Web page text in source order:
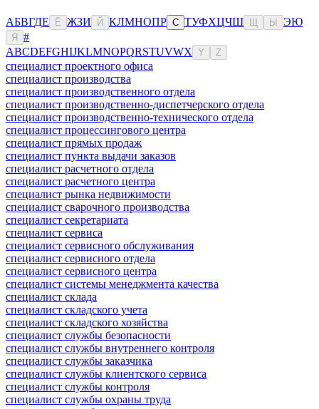
АБВГДЕ Ё ЖЗИ Й КЛМНОПР С ТУФХЦЧШ Ы ЭЮ
Я
#
ABCDEFGHIJKLMNOPQRSTUVWX Y Z
специалист проектного офиса
специалист производства
специалист производственного отдела
специалист производственно-диспетчерского отдела
специалист производственно-технического отдела
специалист процессингового центра
специалист прямых продаж
специалист пункта выдачи заказов
специалист расчетного отдела
специалист расчетного центра
специалист рынка недвижимости
специалист сварочного производства
специалист секретариата
специалист сервиса
специалист сервисного обслуживания
специалист сервисного отдела
специалист сервисного центра
специалист системы менеджмента качества
специалист склада
специалист складского учета
специалист складского хозяйства
специалист службы безопасности
специалист службы внутреннего контроля
специалист службы заказчика
специалист службы клиентского сервиса
специалист службы контроля
специалист службы охраны труда